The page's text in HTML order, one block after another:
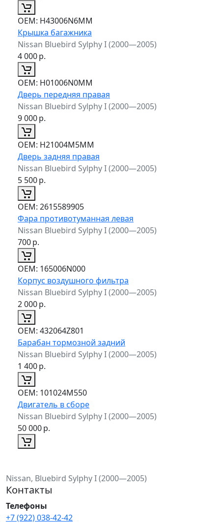
ОЕМ: H43006N6MM
Крышка багажника
Nissan Bluebird Sylphy I (2000—2005)
4 000р.
ОЕМ: H01006N0MM
Дверь передняя правая
Nissan Bluebird Sylphy I (2000—2005)
9 000р.
ОЕМ: H21004M5MM
Дверь задняя правая
Nissan Bluebird Sylphy I (2000—2005)
5 500р.
ОЕМ: 2615589905
Фара противотуманная левая
Nissan Bluebird Sylphy I (2000—2005)
700р.
ОЕМ: 165006N000
Корпус воздушного фильтра
Nissan Bluebird Sylphy I (2000—2005)
2 000р.
ОЕМ: 432064Z801
Барабан тормозной задний
Nissan Bluebird Sylphy I (2000—2005)
1 400р.
ОЕМ: 101024M550
Двигатель в сборе
Nissan Bluebird Sylphy I (2000—2005)
50 000р.
Nissan, Bluebird Sylphy I (2000—2005)
Контакты
Телефоны
+7 (922) 038-42-42